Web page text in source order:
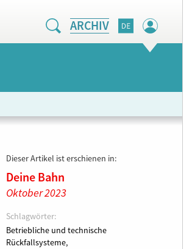
ARCHIV
Dieser Artikel ist erschienen in:
Deine Bahn
Oktober 2023
Schlagwörter:
Betriebliche und technische
Rückfallsysteme,